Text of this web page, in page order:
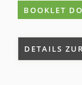
BOOKLET
DETAILS